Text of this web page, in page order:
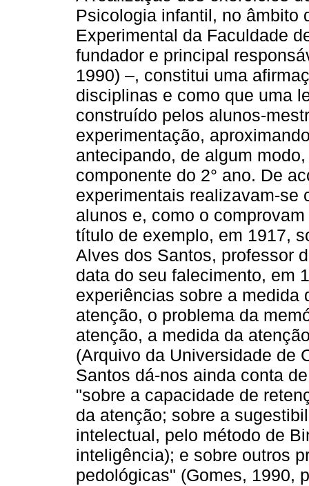
Psicologia infantil, no âmbito
Experimental da Faculdade
fundador e principal
1990) –, constitui uma
disciplinas e como que uma
construído pelos alunos-
experimentação,
antecipando, de algum
componente do 2° ano. De
experimentais realizavam-se
alunos e, como o
título de exemplo, em 1917,
Alves dos Santos, professor
data do seu falecimento, em
experiências sobre a medida
atenção, o problema da
atenção, a medida da
(Arquivo da Universidade de
Santos dá-nos ainda conta
"sobre a capacidade de
da atenção; sobre a
intelectual, pelo método de
inteligência); e sobre outros
pedológicas" (Gomes, 1990,